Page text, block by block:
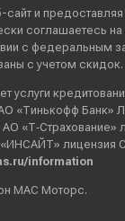
и предоставляя
соглашаетесь на
с федеральным
с учетом скидок.
«Тинькофф Банк»
АО
лицензия
information
МАС Моторс.